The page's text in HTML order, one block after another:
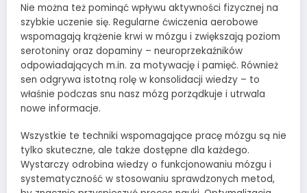
Nie można też pominąć wpływu aktywności fizycznej na
szybkie uczenie się. Regularne ćwiczenia aerobowe
wspomagają krążenie krwi w mózgu i zwiększają poziom
serotoniny oraz dopaminy – neuroprzekaźników
odpowiadających m.in. za motywację i pamięć. Również
sen odgrywa istotną rolę w konsolidacji wiedzy – to
właśnie podczas snu nasz mózg porządkuje i utrwala
nowe informacje.
Wszystkie te techniki wspomagające pracę mózgu są nie
tylko skuteczne, ale także dostępne dla każdego.
Wystarczy odrobina wiedzy o funkcjonowaniu mózgu i
systematyczność w stosowaniu sprawdzonych metod,